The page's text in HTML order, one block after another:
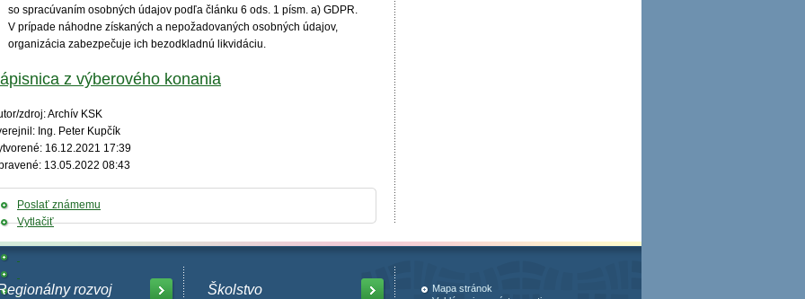
so spracúvaním osobných údajov podľa článku 6 ods. 1 písm. a) GDPR.
V prípade náhodne získaných a nepožadovaných osobných údajov,
organizácia zabezpečuje ich bezodkladnú likvidáciu.
z výberového konania
zdroj: Archív KSK
Ing. Peter Kupčík
16.12.2021 17:39
13.05.2022 08:43
Poslať známemu
Vytlačiť
rozvoj Školstvo
Mapa stránok